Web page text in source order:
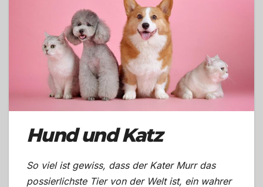
Hund und Katz
So viel ist gewiss, dass der Kater Murr das
possierlichste Tier von der Welt ist, ein wahrer